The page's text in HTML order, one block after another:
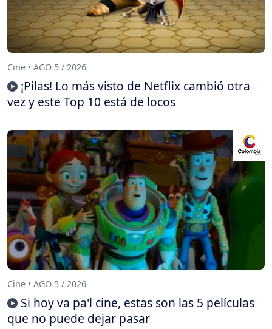
Cine • AGO 5 / 2026
¡Pilas! Lo más visto de Netflix cambió otra
vez y este Top 10 está de locos
Cine • AGO 5 / 2026
Si hoy va pa'l cine, estas son las 5 películas
que no puede dejar pasar